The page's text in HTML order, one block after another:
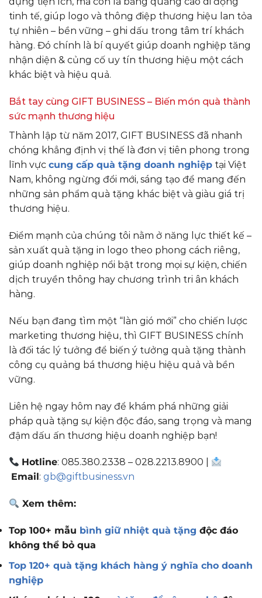
tinh tế, giúp logo và thông điệp thương hiệu lan tỏa
tự nhiên – bền vững – ghi dấu trong tâm trí khách
hàng. Đó chính là bí quyết giúp doanh nghiệp tăng
nhận diện & củng cố uy tín thương hiệu một cách
khác biệt và hiệu quả.
Bắt tay cùng GIFT BUSINESS – Biến món quà thành
sức mạnh thương hiệu
Thành lập từ năm 2017, GIFT BUSINESS đã nhanh
chóng khẳng định vị thế là đơn vị tiên phong trong
lĩnh vực cung cấp quà tặng doanh nghiệp tại Việt
Nam, không ngừng đổi mới, sáng tạo để mang đến
những sản phẩm quà tặng khác biệt và giàu giá trị
thương hiệu.
Điểm mạnh của chúng tôi nằm ở năng lực thiết kế –
sản xuất quà tặng in logo theo phong cách riêng,
giúp doanh nghiệp nổi bật trong mọi sự kiện, chiến
dịch truyền thông hay chương trình tri ân khách
hàng.
Nếu bạn đang tìm một “làn gió mới” cho chiến lược
marketing thương hiệu, thì GIFT BUSINESS chính
là đối tác lý tưởng để biến ý tưởng quà tặng thành
công cụ quảng bá thương hiệu hiệu quả và bền
vững.
Liên hệ ngay hôm nay để khám phá những giải
pháp quà tặng sự kiện độc đáo, sang trọng và mang
đậm dấu ấn thương hiệu doanh nghiệp bạn!
Hotline: 085.380.2338 – 028.2213.8900 |
Email: gb@giftbusiness.vn
Xem thêm:
Top 100+ mẫu bình giữ nhiệt quà tặng độc đáo
không thể bỏ qua
Top 120+ quà tặng khách hàng ý nghĩa cho doanh
nghiệp